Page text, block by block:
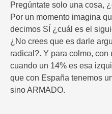
Pregúntate solo una cosa,
Por un momento imagina
decimos SÍ ¿cuál es el
¿No crees que es darle
radical?. Y para colmo, con
cuando un 14% es esa
que con España tenemos
sino ARMADO.